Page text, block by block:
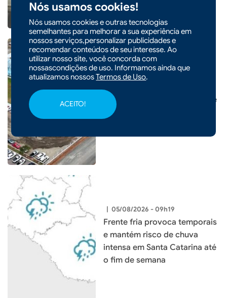
Nós usamos cookies!
Nós usamos cookies e outras tecnologias
semelhantes para melhorar a sua experiência em
nossos serviços,personalizar publicidades e
recomendar conteúdos de seu interesse. Ao
utilizar nosso site, você concorda com
nossascondições de uso. Informamos ainda que
atualizamos nossosTermos de Uso.
ACEITO!
CIDADES | 05/08/2026 - 09h22
nova Escola Santa Terezinha e
entrega o maior investimento
município
| 05/08/2026 - 09h19
Frente fria provoca temporais
e mantém risco de chuva
intensa em Santa Catarina até
o fim de semana